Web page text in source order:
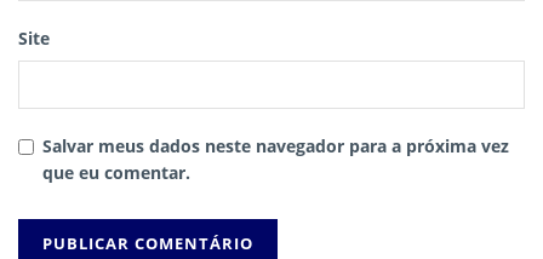
Site
Salvar meus dados neste navegador para a próxima vez
que eu comentar.